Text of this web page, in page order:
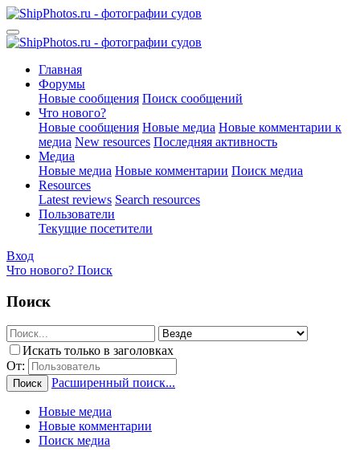
Главная
Форумы
Новые сообщения Поиск сообщений
Что нового?
Новые сообщения Новые медиа Новые комментарии к
медиа New resources Последняя активность
Медиа
Новые медиа Новые комментарии Поиск медиа
Resources
Latest reviews Search resources
Пользователи
Текущие посетители
Вход
Что нового? Поиск
Поиск
Искать только в заголовках
От:
Поиск Расширенный поиск...
Новые медиа
Новые комментарии
Поиск медиа